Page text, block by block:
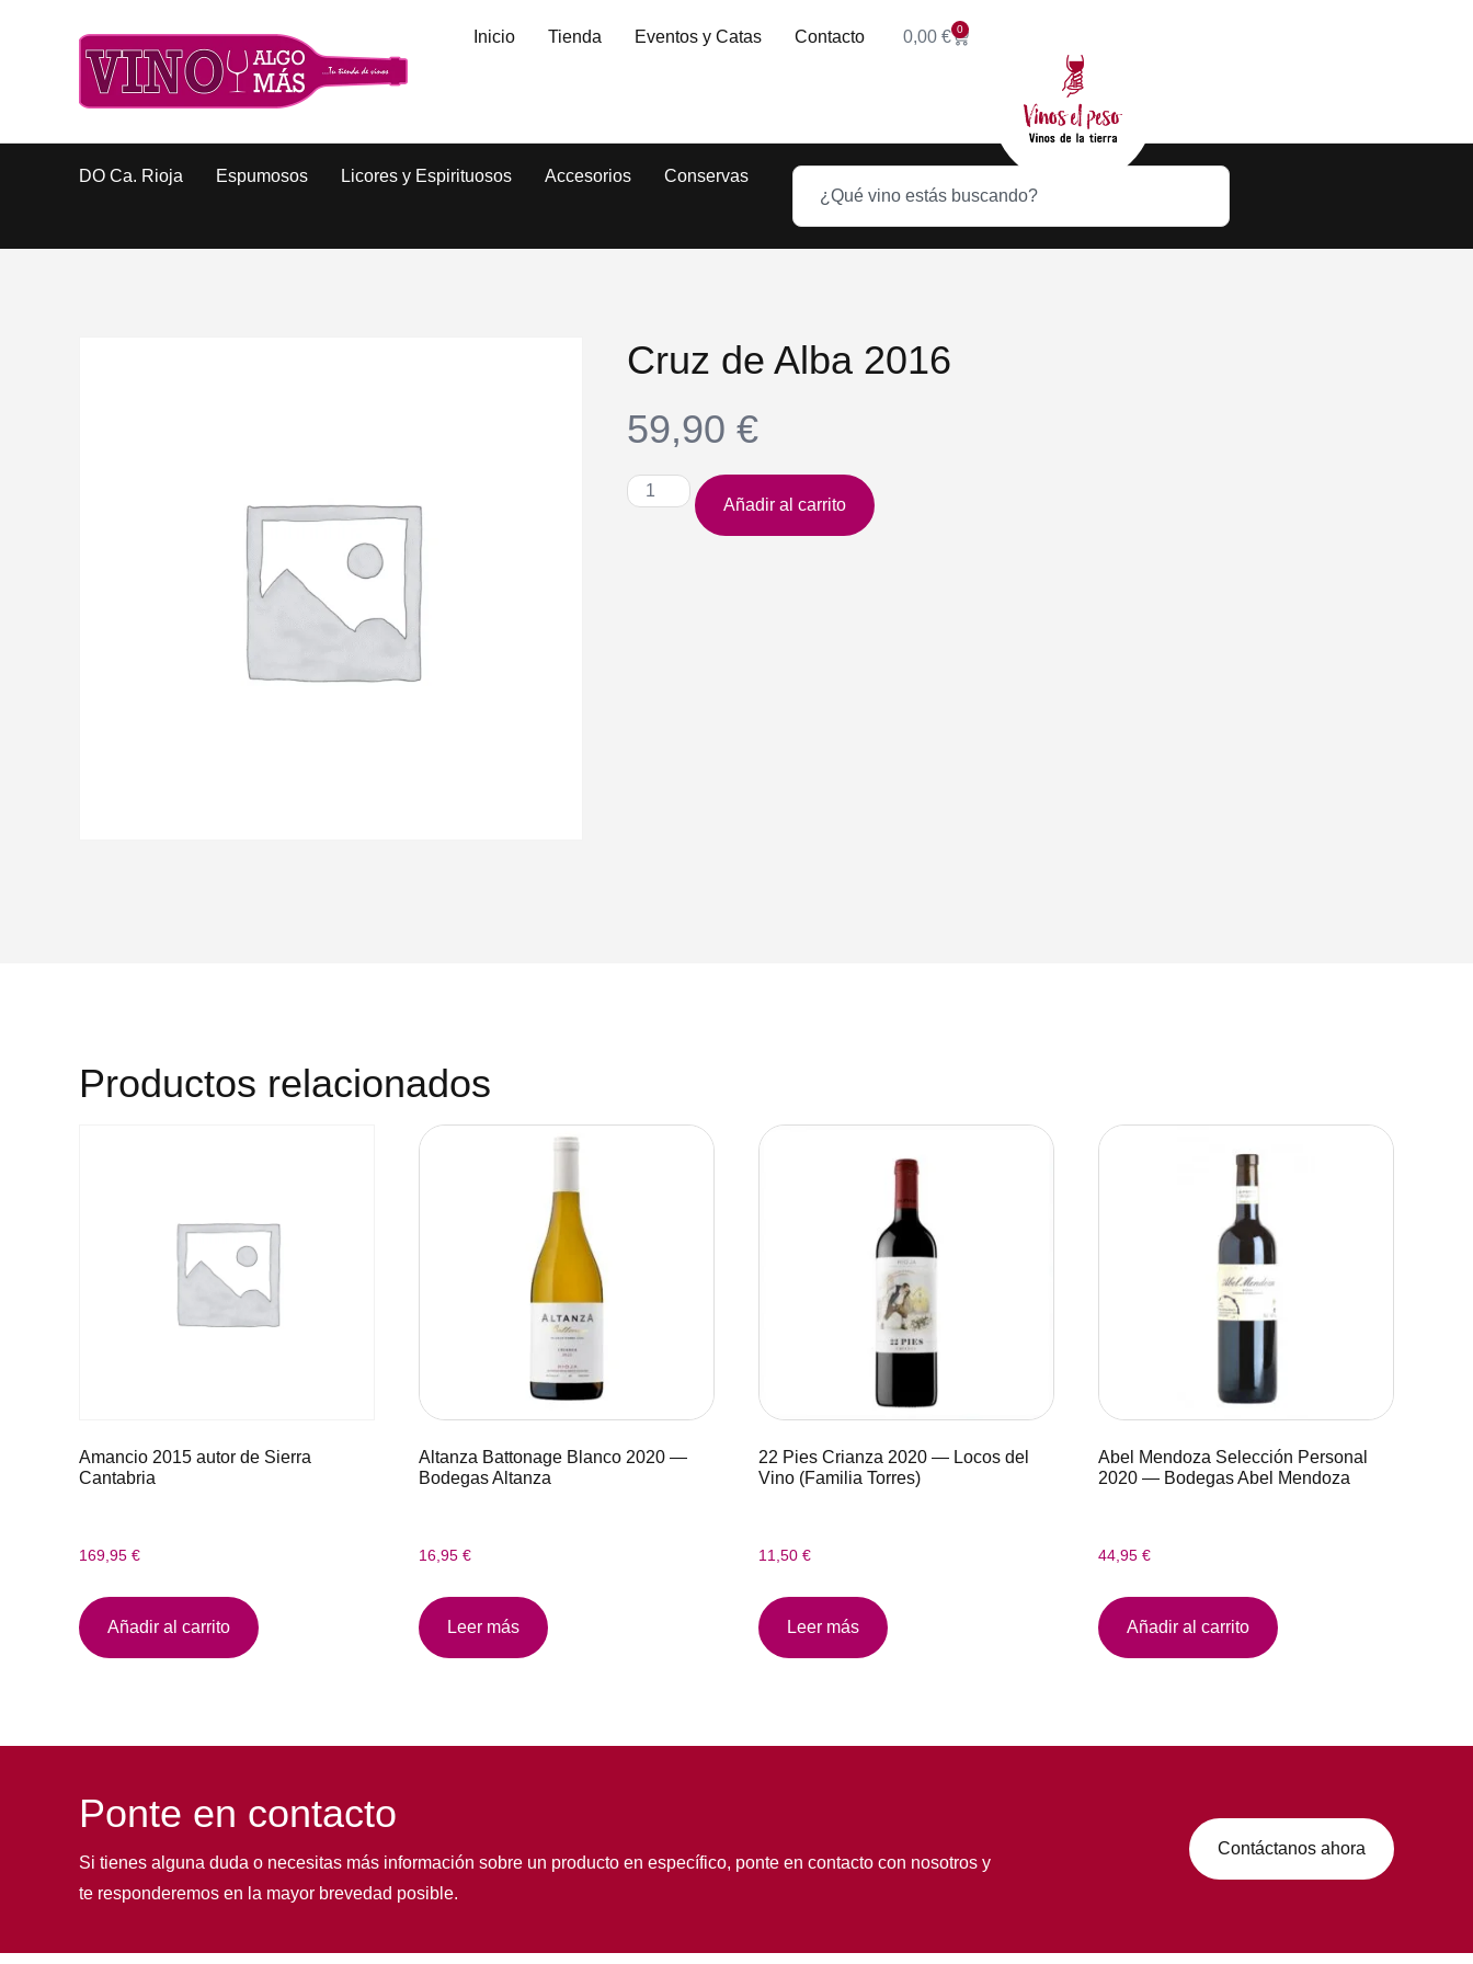
Inicio Tienda Eventos y Catas Contacto 0,00 € 0
DO Ca. Rioja Espumosos Licores y Espirituosos Accesorios Conservas
Cruz de Alba 2016
59,90 €
Añadir al carrito
Productos relacionados
Amancio 2015 autor de Sierra
Cantabria
169,95 €
Añadir al carrito
Altanza Battonage Blanco 2020 —
Bodegas Altanza
16,95 €
Leer más
22 Pies Crianza 2020 — Locos del
Vino (Familia Torres)
11,50 €
Leer más
Abel Mendoza Selección Personal
2020 — Bodegas Abel Mendoza
44,95 €
Añadir al carrito
Ponte en contacto
Si tienes alguna duda o necesitas más información sobre un producto en específico, ponte en contacto con nosotros y
te responderemos en la mayor brevedad posible.
Contáctanos ahora